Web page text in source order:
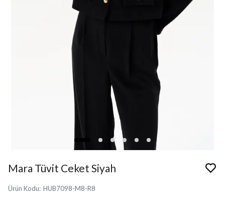
Mara Tüvit Ceket Siyah
Ürün Kodu: HUB7098-M8-R8